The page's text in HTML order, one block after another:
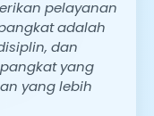
pelayanan
adalah
dan
yang
yang lebih